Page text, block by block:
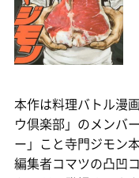
本作は料理バトル漫
ウ倶楽部」のメンバ
ー」こと寺門ジモン
編集者コマツの凸凹